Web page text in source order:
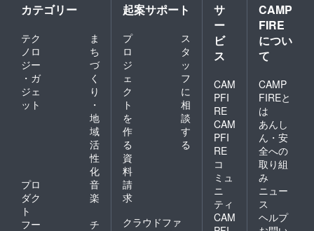
カテゴリー
テク
ノロ
ジー
・ガ
ジェ
ット
ま
ち
づ
く
り
・
地
域
活
性
化
プロ
ダク
ト
音
楽
フー
チ
起案サポート
プ
ロ
ジ
ェ
ク
ト
を
作
る
ス
タ
ッ
フ
に
相
談
す
る
資
料
請
求
クラウドファ
サ
ー
ビ
ス
CAM
PFI
RE
CAM
PFI
RE
コ
ミュ
ニ
ティ
CAM
CAMP
FIRE
につい
て
CAMP
FIREと
は
あんし
ん・安
全への
取り組
み
ニュー
ス
ヘルプ